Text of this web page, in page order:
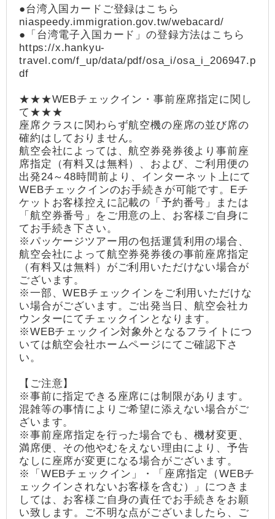
●台湾入国カードご登録はこちら
niaspeedy.immigration.gov.tw/webacard/
●「台湾電子入国カード」の登録方法はこちら
https://x.hankyu-
travel.com/f_up/data/pdf/osa_i/osa_i_206947.p
df
★★★WEBチェックイン・事前座席指定に関し
て★★★
座席クラスに関わらず航空機の座席の並び席の
確約はしておりません。
航空会社によっては、航空券発券後より事前座
席指定（有料又は無料）、および、ご利用便の
出発24～48時間前より、インターネット上にて
WEBチェックインのお手続きが可能です。Eチ
ケットお客様控えに記載の「予約番号」または
「航空券番号」をご用意の上、お客様ご自身に
てお手続き下さい。
※パッケージツアー用の包括運賃利用の場合、
航空会社によって航空券発券後の事前座席指定
（有料又は無料）がご利用いただけない場合が
ございます。
※一部、WEBチェックインをご利用いただけな
い場合がございます。ご出発当日、航空会社カ
ウンターにてチェックインとなります。
※WEBチェックイン対象外となるフライトにつ
いては航空会社ホームページにてご確認下さ
い。
【ご注意】
※事前に指定できる座席には制限があります。
混雑等の事情によりご希望に添えない場合がご
ざいます。
※事前座席指定を行った場合でも、機材変更、
満席便、その他やむをえない理由により、予告
なしに座席が変更になる場合がございます。
※「WEBチェックイン」・「座席指定（WEBチ
ェックインされないお客様を含む）」につきま
しては、お客様ご自身の責任でお手続きをお願
い致します。ご不明な点がございましたら、ご